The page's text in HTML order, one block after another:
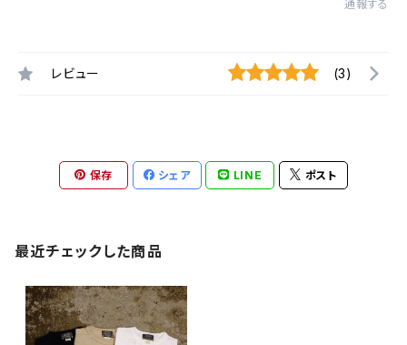
通報する
レビュー (3)
保存 シェア LINE ポスト
最近チェックした商品